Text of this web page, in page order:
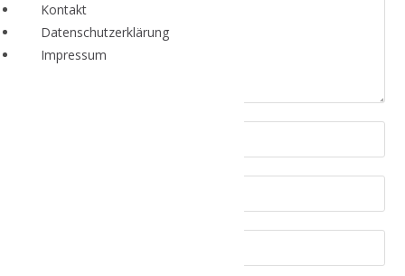
Kontakt
Datenschutzerklärung
Impressum